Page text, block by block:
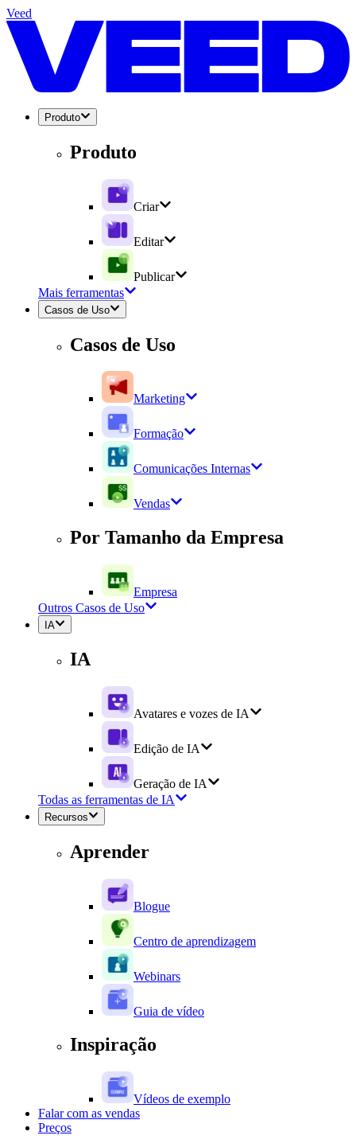
Veed
Produto
Produto
Criar
Editar
Publicar
Mais ferramentas
Casos de Uso
Casos de Uso
Marketing
Formação
Comunicações Internas
Vendas
Por Tamanho da Empresa
Empresa
Outros Casos de Uso
IA
IA
Avatares e vozes de IA
Edição de IA
Geração de IA
Todas as ferramentas de IA
Recursos
Aprender
Blogue
Centro de aprendizagem
Webinars
Guia de vídeo
Inspiração
Vídeos de exemplo
Falar com as vendas
Preços